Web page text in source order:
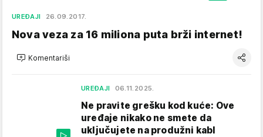
UREĐAJI 26.09.2017.
Nova veza za 16 miliona puta brži internet!
Komentariši
UREĐAJI 06.11.2025.
Ne pravite grešku kod kuće: Ove
uređaje nikako ne smete da
uključujete na produžni kabl